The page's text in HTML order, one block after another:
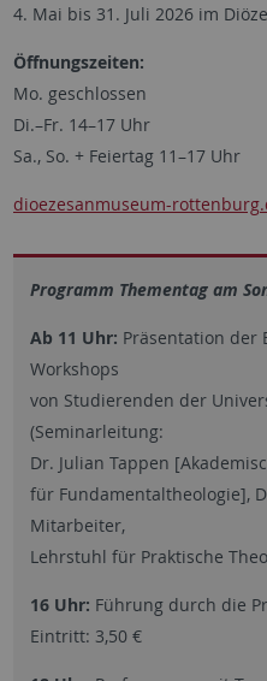
4. Mai bis 31. Juli 2026 im
Öffnungszeiten:
Mo. geschlossen
Di.–Fr. 14–17 Uhr
Sa., So. + Feiertag 11–17 Uhr
dioezesanmuseum-
Programm Thementag am
Ab 11 Uhr: Präsentation der
Workshops
von Studierenden der
(Seminarleitung:
Dr. Julian Tappen
für Fundamentaltheologie],
Mitarbeiter,
Lehrstuhl für Praktische
16 Uhr: Führung durch die
Eintritt: 3,50 €